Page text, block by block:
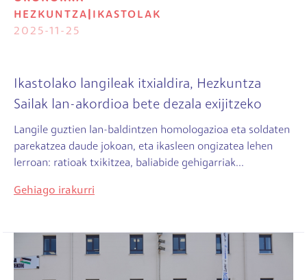
HEZKUNTZA
IKASTOLAK
2025-11-25
Ikastolako langileak itxialdira, Hezkuntza
Sailak lan-akordioa bete dezala exijitzeko
Langile guztien lan-baldintzen homologazioa eta soldaten
parekatzea daude jokoan, eta ikasleen ongizatea lehen
lerroan: ratioak txikitzea, baliabide gehigarriak...
Gehiago irakurri
Irudia